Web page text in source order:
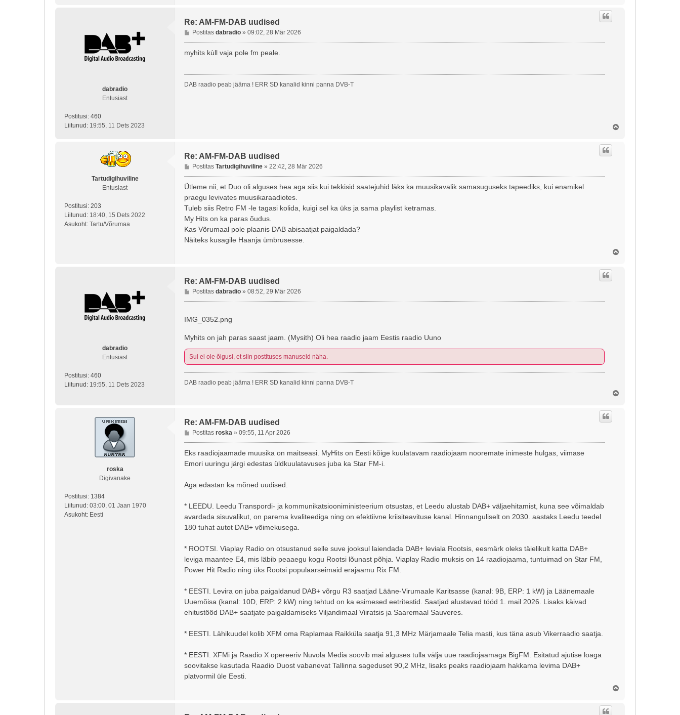
dabradio
Entusiast
Postitusi: 460
Liitunud: 19:55, 11 Dets 2023
Re: AM-FM-DAB uudised
P
o
s
u
Postitas dabradio» 09:02, 28 Mär 2026
myhits kùll vaja pole fm peale.
DAB raadio peab jääma ! ERR SD kanalid kinni panna DVB-T
Tartudigihuviline
Entusiast
Postitusi: 203
Liitunud: 18:40, 15 Dets 2022
Asukoht: Tartu/Võrumaa
Re: AM-FM-DAB uudised
P
o
s
t
u
s
Postitas Tartudigihuviline» 22:42, 28 Mär 2026
Ütleme nii, et Duo oli alguses hea aga siis kui tekkisid saatejuhid läks ka muusikavalik samasuguseks tapeediks, kui enamikel
praegu levivates muusikaraadiotes.
Tuleb siis Retro FM -le tagasi kolida, kuigi sel ka üks ja sama playlist ketramas.
My Hits on ka paras õudus.
Kas Võrumaal pole plaanis DAB abisaatjat paigaldada?
Näiteks kusagile Haanja ümbrusesse.
dabradio
Entusiast
Postitusi: 460
Liitunud: 19:55, 11 Dets 2023
Re: AM-FM-DAB uudised
P
o
t
t
s
Postitas dabradio» 08:52, 29 Mär 2026
IMG_0352.png
Myhits on jah paras saast jaam. (Mysith) Oli hea raadio jaam Eestis raadio Uuno
Sul ei ole õigusi, et siin postituses manuseid näha.
DAB raadio peab jääma ! ERR SD kanalid kinni panna DVB-T
roska
Digivanake
Postitusi: 1384
Liitunud: 03:00, 01 Jaan 1970
Asukoht: Eesti
Re: AM-FM-DAB uudised
P
o
s
u
Postitas roska» 09:55, 11 Apr 2026
Eks raadiojaamade muusika on maitseasi. MyHits on Eesti kõige kuulatavam raadiojaam nooremate inimeste hulgas, viimase
Emori uuringu järgi edestas üldkuulatavuses juba ka Star FM-i.
Aga edastan ka mõned uudised.
* LEEDU. Leedu Transpordi- ja kommunikatsiooniministeerium otsustas, et Leedu alustab DAB+ väljaehitamist, kuna see võimaldab
avardada sisuvalikut, on parema kvaliteediga ning on efektiivne kriisiteavituse kanal. Hinnanguliselt on 2030. aastaks Leedu teedel
180 tuhat autot DAB+ võimekusega.
* ROOTSI. Viaplay Radio on otsustanud selle suve jooksul laiendada DAB+ leviala Rootsis, eesmärk oleks täielikult katta DAB+
leviga maantee E4, mis läbib peaaegu kogu Rootsi lõunast põhja. Viaplay Radio muksis on 14 raadiojaama, tuntuimad on Star FM,
Power Hit Radio ning üks Rootsi populaarseimaid erajaamu Rix FM.
* EESTI. Levira on juba paigaldanud DAB+ võrgu R3 saatjad Lääne-Virumaale Karitsasse (kanal: 9B, ERP: 1 kW) ja Läänemaale
Uuemõisa (kanal: 10D, ERP: 2 kW) ning tehtud on ka esimesed eetritestid. Saatjad alustavad tööd 1. mail 2026. Lisaks käivad
ehitustööd DAB+ saatjate paigaldamiseks Viljandimaal Viiratsis ja Saaremaal Sauveres.
* EESTI. Lähikuudel kolib XFM oma Raplamaa Raikküla saatja 91,3 MHz Märjamaale Telia masti, kus täna asub Vikerraadio saatja.
* EESTI. XFMi ja Raadio X opereeriv Nuvola Media soovib mai alguses tulla välja uue raadiojaamaga BigFM. Esitatud ajutise loaga
soovitakse kasutada Raadio Duost vabanevat Tallinna sageduset 90,2 MHz, lisaks peaks raadiojaam hakkama levima DAB+
platvormil üle Eesti.